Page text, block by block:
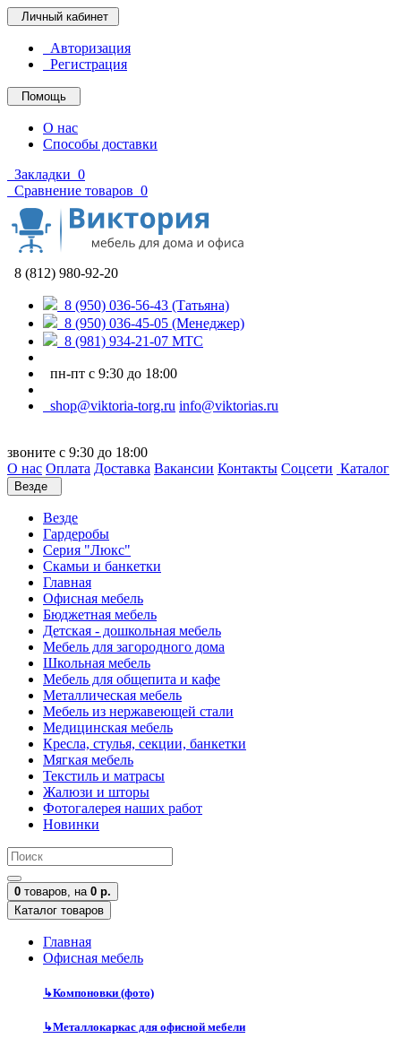
Личный кабинет
Авторизация
Регистрация
Помощь
О нас
Способы доставки
Закладки 0
Сравнение товаров 0
8 (812) 980-92-20
8 (950) 036-56-43 (Татьяна)
8 (950) 036-45-05 (Менеджер)
8 (981) 934-21-07 МТС
пн-пт с 9:30 до 18:00
shop@viktoria-torg.ru info@viktorias.ru
звоните с 9:30 до 18:00
О нас Оплата Доставка Вакансии Контакты Соцсети Каталог
Везде
Везде
Гардеробы
Серия "Люкс"
Скамьи и банкетки
Главная
Офисная мебель
Бюджетная мебель
Детская - дошкольная мебель
Мебель для загородного дома
Школьная мебель
Мебель для общепита и кафе
Металлическая мебель
Мебель из нержавеющей стали
Медицинская мебель
Кресла, стулья, секции, банкетки
Мягкая мебель
Текстиль и матрасы
Жалюзи и шторы
Фотогалерея наших работ
Новинки
0 товаров, на 0 р.
Каталог товаров
Главная
Офисная мебель
↳Компоновки (фото)
↳Металлокаркас для офисной мебели